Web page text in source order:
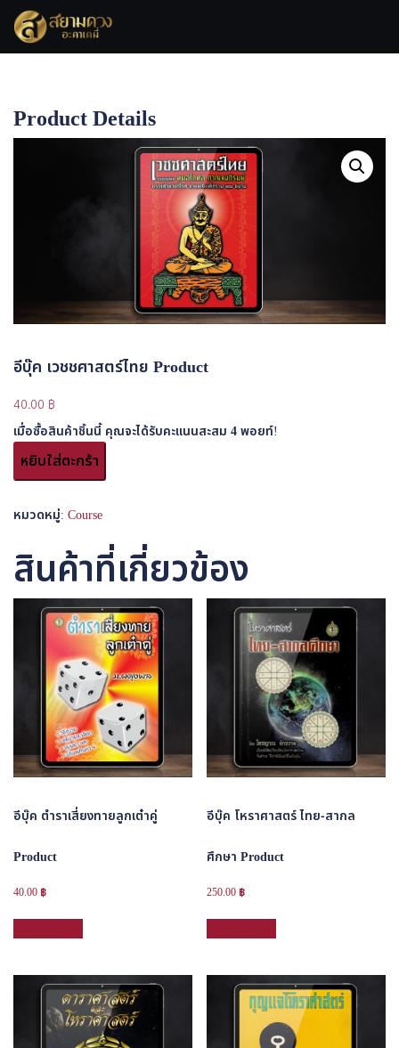
Skip
content
Product Details
อีบุ๊ค เวชชศาสตร์ไทย Product
อีบุ๊ค เวชชศาสตร์ไทย Product
40.00 ฿
เมื่อซื้อสินค้าชิ้นนี้ คุณจะได้รับคะแนนสะสม 4พอยท์!
จำนวน
เวช
ไทย
Product
หยิบใส่ตะกร้า
หมวดหมู่: Course
สินค้าที่เกี่ยวข้อง
อีบุ๊ค ตำราเสี่ยงทายลูกเต๋าคู่
Product
40.00 ฿
อีบุ๊ค โหราศาสตร์ ไทย-สากล
ศึกษา Product
250.00 ฿